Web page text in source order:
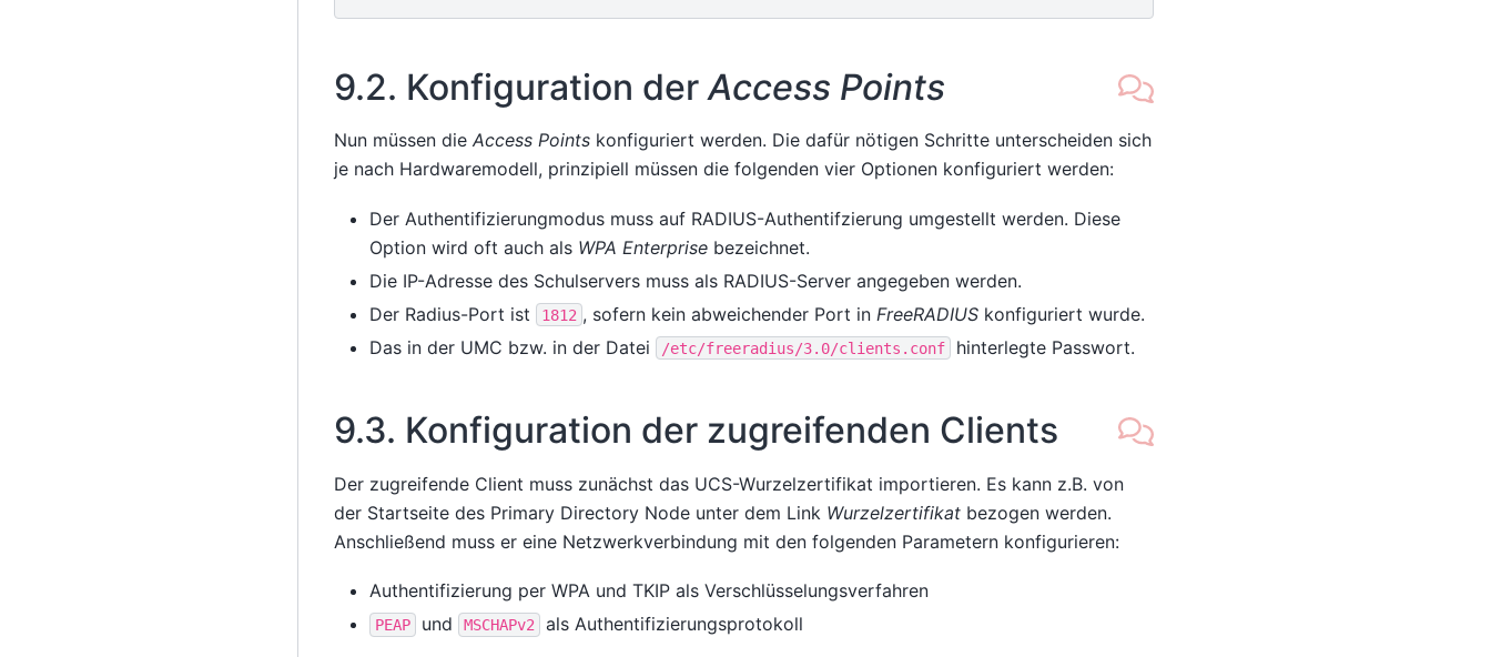
9.2. Konfiguration der Access Points
Nun müssen die Access Pointskonfiguriert werden. Die dafür nötigen Schritte unterscheiden sich
je nach Hardwaremodell, prinzipiell müssen die folgenden vier Optionen konfiguriert werden:
Der Authentifizierungmodus muss auf RADIUS-Authentifzierung umgestellt werden. Diese
Option wird oft auch als WPA Enterprisebezeichnet.
Die IP-Adresse des Schulservers muss als RADIUS-Server angegeben werden.
Der Radius-Port ist
1812 , sofern kein abweichender Port in FreeRADIUSkonfiguriert wurde.
Das in der UMC bzw. in der Datei
/etc/freeradius/3.0/clients.conf hinterlegte Passwort.
9.3. Konfiguration der zugreifenden Clients
Der zugreifende Client muss zunächst das UCS-Wurzelzertifikat importieren. Es kann z.B. von
der Startseite des Primary Directory Node unter dem Link Wurzelzertifikatbezogen werden.
Anschließend muss er eine Netzwerkverbindung mit den folgenden Parametern konfigurieren:
Authentifizierung per WPA und TKIP als Verschlüsselungsverfahren
PEAP und MSCHAPv2 als Authentifizierungsprotokoll